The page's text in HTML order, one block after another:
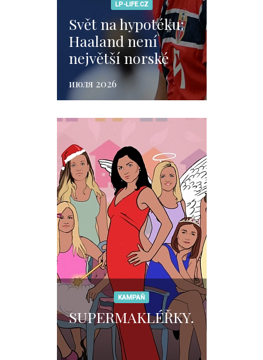
LP-LIFE.CZ
Svět na hypotéku:
Haaland není
největší norské
bohatství. Je jím
rozhodnutí, které
zemi
июля 2026
KAMPAŇ
SUPERMAKLÉŘKY.CZ